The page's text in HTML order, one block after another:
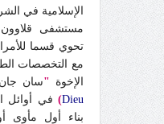
الإسلامية في
مستشفى
تحوي قسما
مع التخصصات
الإخوة "سان
Dieu
) في أوائل
بناء أول مأوى